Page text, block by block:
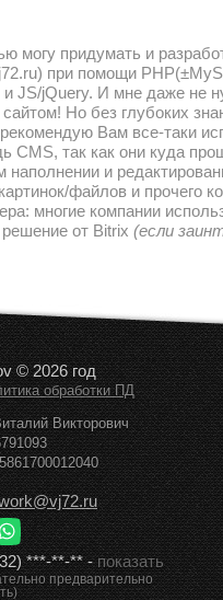
могу придумать и
при помощи
и JS/jQuery. И мне даже не
Но без глубоких
Вам все-таки
CMS, так как они куда
и
файлов и прочего
многие компании
от Bitrix (если
© 2026 год
обработки ПД
Викторович
***-**-**-показать
предварительно